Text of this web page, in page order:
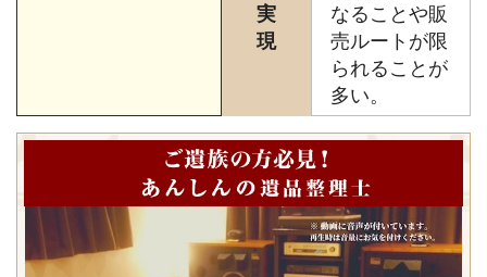
実
現
なることや販
売ルートが限
られることが
多い。